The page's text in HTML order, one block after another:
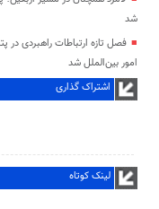
شد
فصل تازه ارتباطات راهبردی
امور بین‌الملل شد
اشتراک گذاری
لینک کوتاه